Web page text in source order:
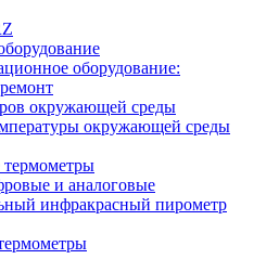
оборудование:
окружающей среды
окружающей среды
и аналоговые
инфракрасный пирометр